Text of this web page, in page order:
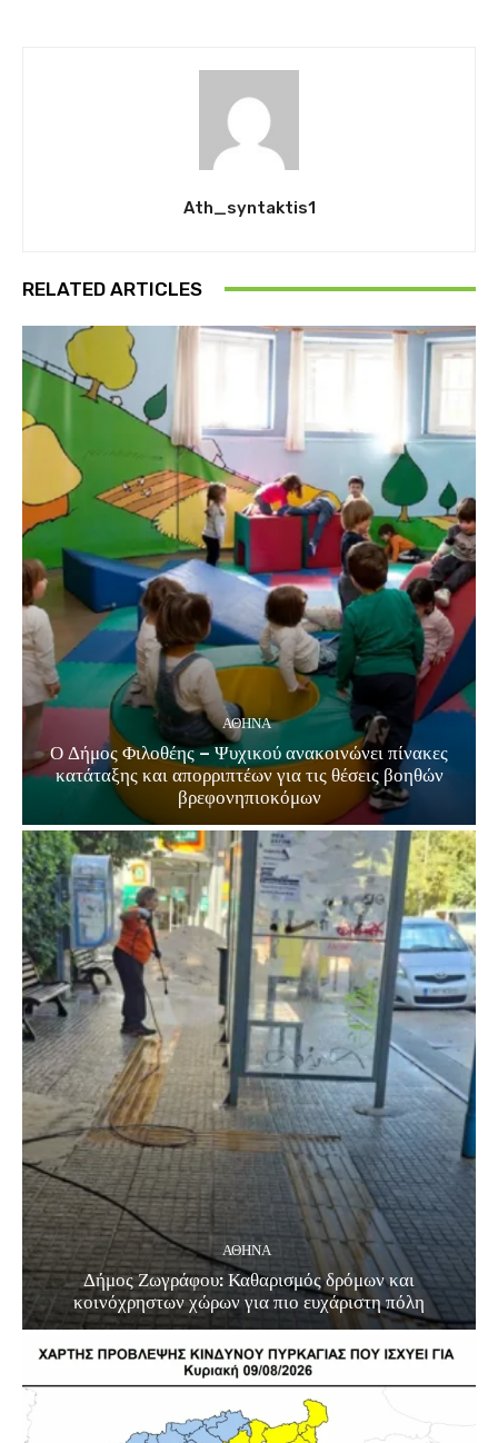
Ath_syntaktis1
RELATED ARTICLES
ΑΘΗΝΑ
Ο Δήμος Φιλοθέης – Ψυχικού ανακοινώνει πίνακες
κατάταξης και απορριπτέων για τις θέσεις βοηθών
βρεφονηπιοκόμων
ΑΘΗΝΑ
Δήμος Ζωγράφου: Καθαρισμός δρόμων και
κοινόχρηστων χώρων για πιο ευχάριστη πόλη